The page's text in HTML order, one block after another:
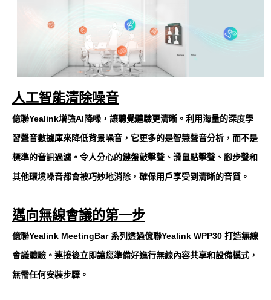
人工智能清除噪音
億聯Yealink增強AI降噪，讓聽覺體驗更清晰。利用海量的深度學
習聲音數據庫來降低背景噪音，它更多的是智慧聲音分析，而不是
標準的音訊過濾。令人分心的鍵盤敲擊聲、滑鼠點擊聲、腳步聲和
其他環境噪音都會被巧妙地消除，確保用戶享受到清晰的音質。
邁向無線會議的第一步
億聯Yealink MeetingBar 系列透過億聯Yealink WPP30 打造無線
會議體驗。連接後立即讓您準備好進行無線內容共享和設備模式，
無需任何安裝步驟。